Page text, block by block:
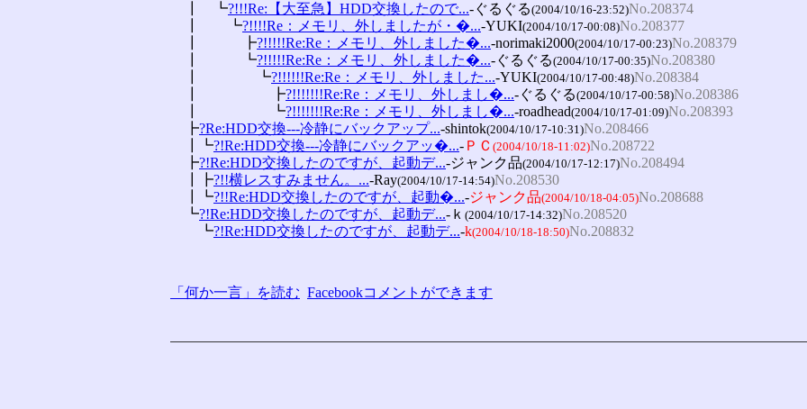
┃　┗?!!!Re:【大至急】HDD交換したので...-ぐるぐる(2004/10/16-23:52)No.208374
┃　　┗?!!!!Re：メモリ、外しましたが・�...-YUKI(2004/10/17-00:08)No.208377
┃　　　┣?!!!!!Re:Re：メモリ、外しました�...-norimaki2000(2004/10/17-00:23)No.208379
┃　　　┗?!!!!!Re:Re：メモリ、外しました�...-ぐるぐる(2004/10/17-00:35)No.208380
┃　　　　┗?!!!!!!Re:Re：メモリ、外しました...-YUKI(2004/10/17-00:48)No.208384
┃　　　　　┣?!!!!!!!Re:Re：メモリ、外しまし�...-ぐるぐる(2004/10/17-00:58)No.208386
┃　　　　　┗?!!!!!!!Re:Re：メモリ、外しまし�...-roadhead(2004/10/17-01:09)No.208393
┣?Re:HDD交換---冷静にバックアップ...-shintok(2004/10/17-10:31)No.208466
┃┗?!Re:HDD交換---冷静にバックアッ�...- ＰＣ (2004/10/18-11:02)No.208722
┣?!Re:HDD交換したのですが、起動デ...-ジャンク品(2004/10/17-12:17)No.208494
┃┣?!!横レスすみません。...-Ray(2004/10/17-14:54)No.208530
┃┗?!!Re:HDD交換したのですが、起動�...-ジャンク品(2004/10/18-04:05)No.208688
┗?!Re:HDD交換したのですが、起動デ...-ｋ (2004/10/17-14:32)No.208520
┗?!Re:HDD交換したのですが、起動デ...-k(2004/10/18-18:50)No.208832
「何か一言」を読む Facebookコメントができます